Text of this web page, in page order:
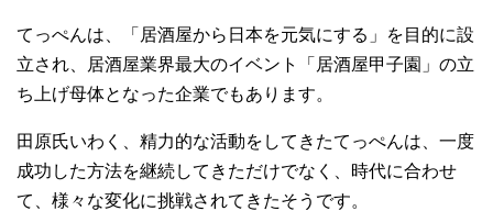
てっぺんは、「居酒屋から日本を元気にする」を目的に設
立され、居酒屋業界最大のイベント「居酒屋甲子園」の立
ち上げ母体となった企業でもあります。
田原氏いわく、精力的な活動をしてきたてっぺんは、一度
成功した方法を継続してきただけでなく、時代に合わせ
て、様々な変化に挑戦されてきたそうです。